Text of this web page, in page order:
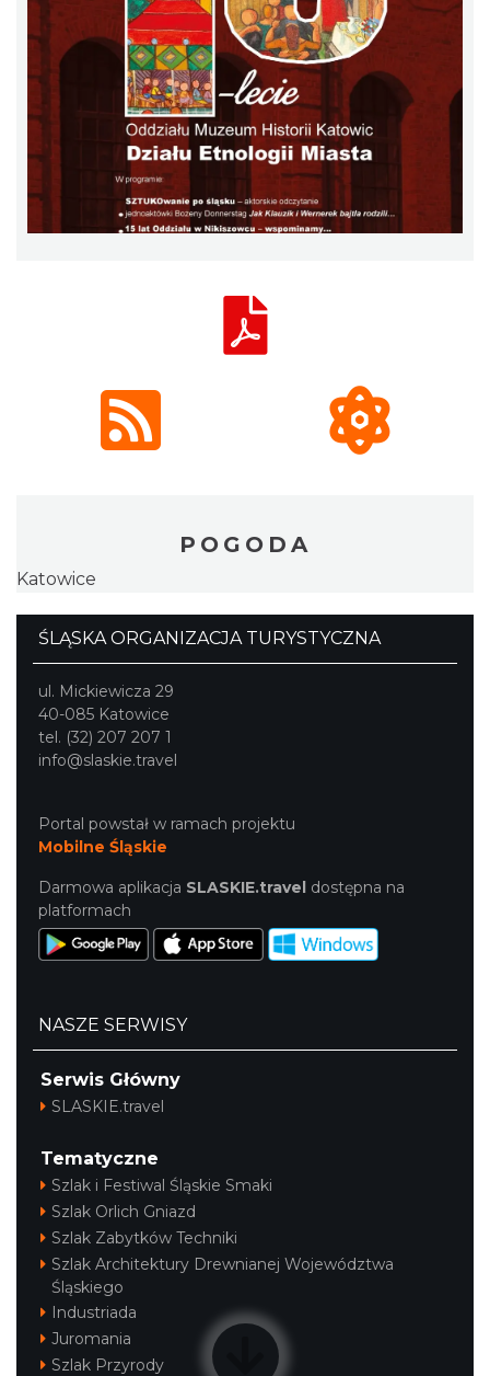
POGODA
Katowice
ŚLĄSKA ORGANIZACJA TURYSTYCZNA
ul. Mickiewicza 29
40-085 Katowice
tel. (32) 207 207 1
info@slaskie.travel
Portal powstał w ramach projektu
Mobilne Śląskie
Darmowa aplikacja SLASKIE.travel dostępna na
platformach
NASZE SERWISY
Serwis Główny
SLASKIE.travel
Tematyczne
Szlak i Festiwal Śląskie Smaki
Szlak Orlich Gniazd
Szlak Zabytków Techniki
Szlak Architektury Drewnianej Województwa
Śląskiego
Industriada
Juromania
Szlak Przyrody